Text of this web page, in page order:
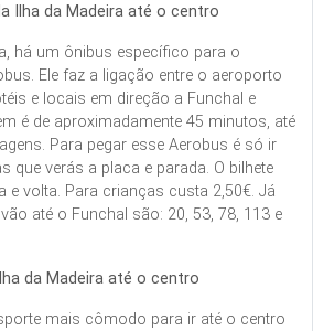
Ilha da Madeira até o centro
há um ônibus específico para o
Ele faz a ligação entre o aeroporto
e locais em direção a Funchal e
é de aproximadamente 45 minutos, até
Para pegar esse Aerobus é só ir
que verás a placa e parada. O bilhete
e volta. Para crianças custa 2,50€. Já
até o Funchal são: 20, 53, 78, 113 e
da Madeira até o centro
mais cômodo para ir até o centro